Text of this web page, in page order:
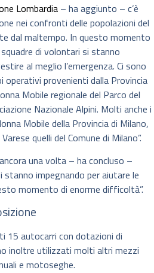
Lombardia – ha aggiunto – c’è
nei confronti delle popolazioni del
dal maltempo. In questo momento
di volontari si stanno
al meglio l’emergenza. Ci sono
operativi provenienti dalla Provincia
Mobile regionale del Parco del
Nazionale Alpini. Molti anche i
Mobile della Provincia di Milano,
quelli del Comune di Milano”.
una volta – ha concluso –
impegnando per aiutare le
momento di enorme difficoltà”.
15 autocarri con dotazioni di
inoltre utilizzati molti altri mezzi
e motoseghe.